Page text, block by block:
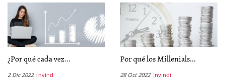
¿Por qué cada vez...
2 Dic 2022 nvindi
Por qué los Millenials...
28 Oct 2022 nvindi